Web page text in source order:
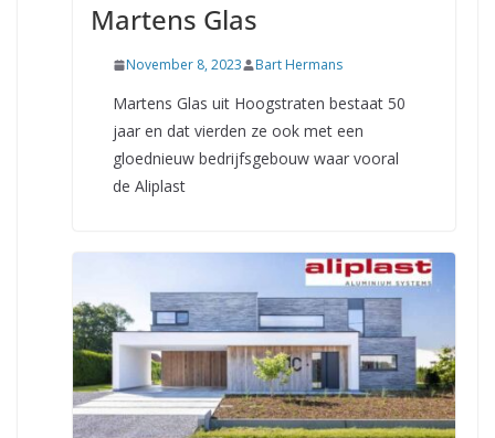
Martens Glas
November 8, 2023 Bart Hermans
Martens Glas uit Hoogstraten bestaat 50
jaar en dat vierden ze ook met een
gloednieuw bedrijfsgebouw waar vooral
de Aliplast